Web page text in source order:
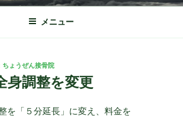
メニュー
ちょうぜん接骨院
身調整を変更
を「５分延長」に変え、料金を